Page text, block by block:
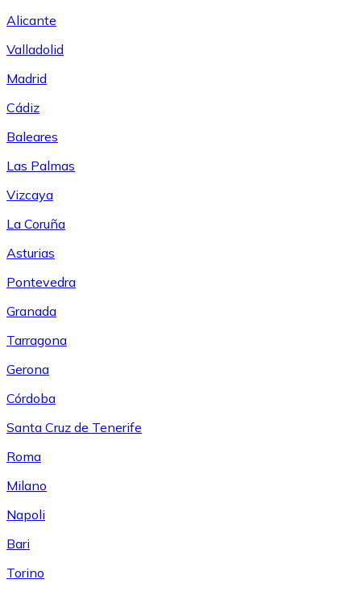
Alicante
Valladolid
Madrid
Cádiz
Baleares
Las Palmas
Vizcaya
La Coruña
Asturias
Pontevedra
Granada
Tarragona
Gerona
Córdoba
Santa Cruz de Tenerife
Roma
Milano
Napoli
Bari
Torino